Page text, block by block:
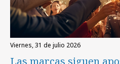
viernes, 31 de julio 2026